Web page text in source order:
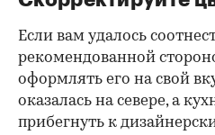
Если вам удалось
рекомендованной
оформлять его на свой
оказалась на севере, а
прибегнуть к